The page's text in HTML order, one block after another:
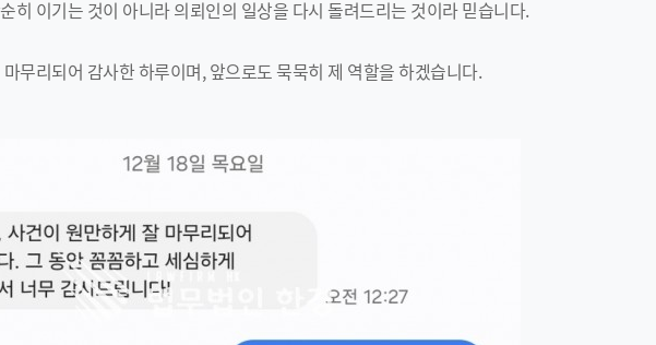
히 이기는 것이 아니라 의뢰인의 일상을 다시 돌려드리는 것이라 믿습니다.
무리되어 감사한 하루이며, 앞으로도 묵묵히 제 역할을 하겠습니다.